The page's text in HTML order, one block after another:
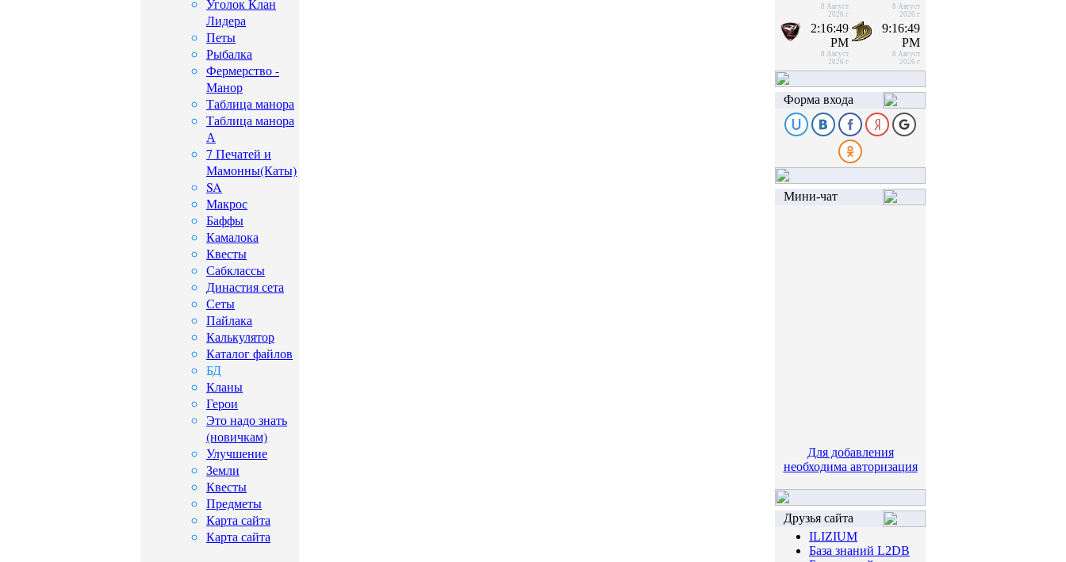
Уголок Клан
Лидера
Петы
Рыбалка
Фермерство -
Манор
Таблица манора
Таблица манора
А
7 Печатей и
Мамонны(Каты)
SA
Макрос
Баффы
Камалока
Квесты
Сабклассы
Династия сета
Сеты
Пайлака
Калькулятор
Каталог файлов
БД
Кланы
Герои
Это надо знать
(новичкам)
Улучшение
Земли
Квесты
Предметы
Карта сайта
Карта сайта
8 Август
2026 г
8 Август
2026 г
2:16:49
PM
8 Август
2026 г
9:16:49
PM
8 Август
2026 г
Форма входа
Мини-чат
Для добавления
необходима авторизация
Друзья сайта
ILIZIUM
База знаний L2DB